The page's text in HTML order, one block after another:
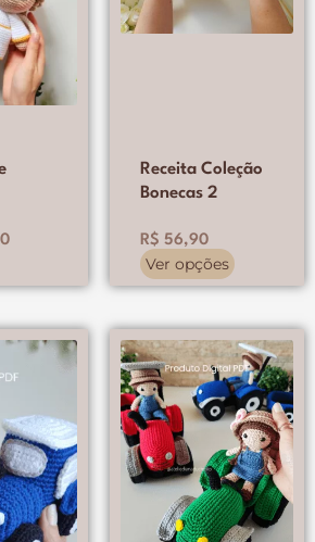
Receita Coleção
Bonecas 2
R$ 56,90
Ver opções
escolhidas
na
O
preço
original
era:
R$ 45,90.
O
preço
atual
é:
R$
Este
produto
tem
várias
variantes.
As
opções
podem
ser